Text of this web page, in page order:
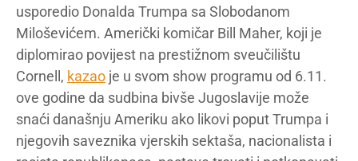
usporedio Donalda Trumpa sa Slobodanom
Miloševićem. Američki komičar Bill Maher, koji je
diplomirao povijest na prestižnom sveučilištu
Cornell, kazao je u svom show programu od 6.11.
ove godine da sudbina bivše Jugoslavije može
snaći današnju Ameriku ako likovi poput Trumpa i
njegovih saveznika vjerskih sektaša, nacionalista i